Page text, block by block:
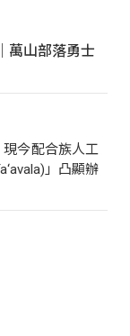
萬山部落勇士
今配合族人工
」凸顯辦